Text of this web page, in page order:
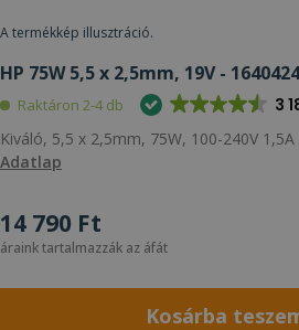
A termékkép illusztráció.
HP 75W 5,5 x 2,5mm, 19V - 1640424
Raktáron 2-4 db 3
Kiváló, 5,5 x 2,5mm, 75W, 100-240V
Adatlap
14 790 Ft
áraink tartalmazzák az áfát
Kosárba